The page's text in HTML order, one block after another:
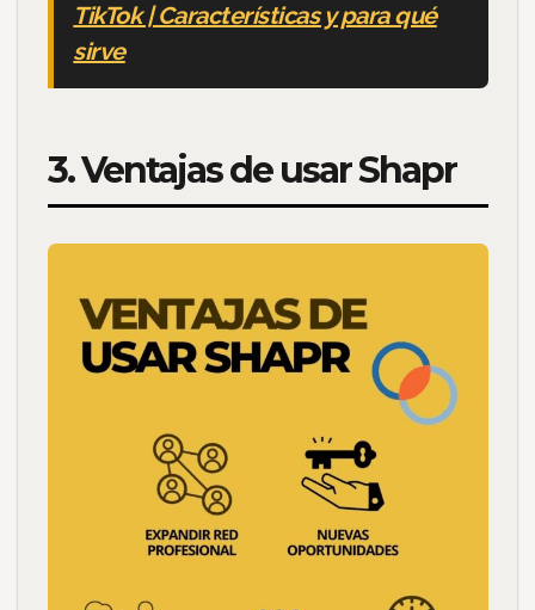
TikTok | Características y para qué
sirve
3. Ventajas de usar Shapr